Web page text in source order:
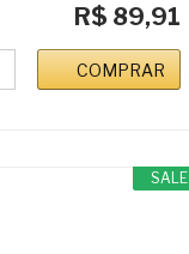
R$ 89,91
COMPRAR
SALE